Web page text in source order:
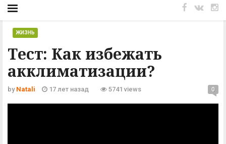
Тест: Как избежать
акклиматизации?
ЖИЗНЬ
by Natali 17 лет назад 5741 views 0